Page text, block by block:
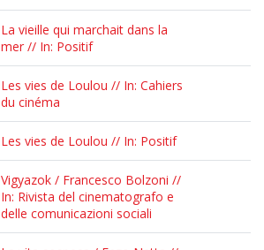
La vieille qui marchait dans la
mer // In: Positif
Les vies de Loulou // In: Cahiers
du cinéma
Les vies de Loulou // In: Positif
Vigyazok / Francesco Bolzoni //
In: Rivista del cinematografo e
delle comunicazioni sociali